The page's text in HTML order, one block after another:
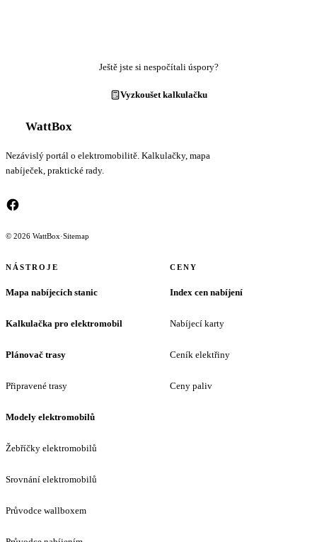
Ještě jste si nespočítali úspory?
Vyzkoušet kalkulačku
WattBox
Nezávislý portál o elektromobilitě. Kalkulačky, mapa
nabíječek, praktické rady.
© 2026 WattBox·Sitemap
NÁSTROJE
Mapa nabíjecích stanic
Kalkulačka pro elektromobil
Plánovač trasy
Připravené trasy
Modely elektromobilů
Žebříčky elektromobilů
Srovnání elektromobilů
Průvodce wallboxem
CENY
Index cen nabíjení
Nabíjecí karty
Ceník elektřiny
Ceny paliv